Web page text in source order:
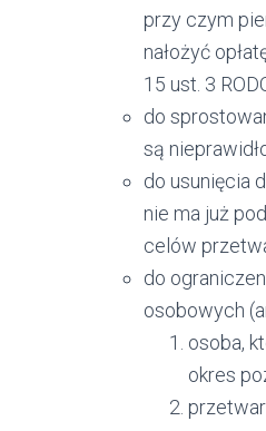
przy czym
nałożyć
15 ust. 3
do
są
do usunięcia
nie ma już
celów
do
osobowych
osoba,
okres